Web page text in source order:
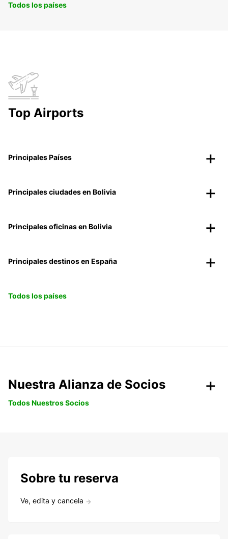
Todos los países
Top Airports
Principales Países
Principales ciudades en Bolivia
Principales oficinas en Bolivia
Principales destinos en España
Todos los países
Nuestra Alianza de Socios
Todos Nuestros Socios
Sobre tu reserva
Ve, edita y cancela